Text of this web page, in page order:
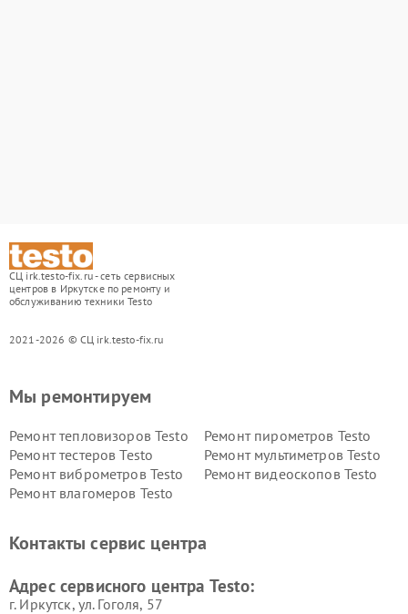
СЦ irk.testo-fix.ru - сеть сервисных
центров в Иркутске по ремонту и
обслуживанию техники Testo
2021-2026 © СЦ irk.testo-fix.ru
Мы ремонтируем
Ремонт тепловизоров Testo
Ремонт пирометров Testo
Ремонт тестеров Testo
Ремонт мультиметров Testo
Ремонт виброметров Testo
Ремонт видеоскопов Testo
Ремонт влагомеров Testo
Контакты сервис центра
Адрес сервисного центра Testo:
г. Иркутск, ул. ​Гоголя, 57